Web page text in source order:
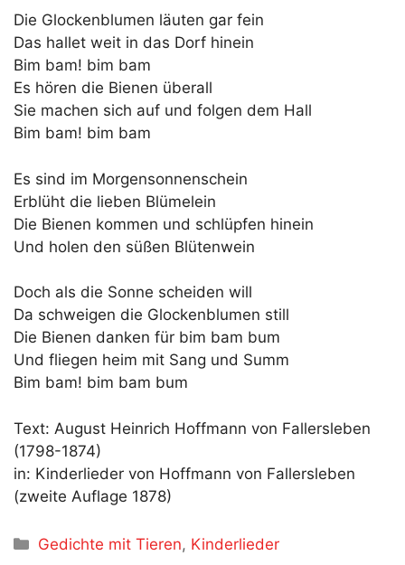
Die Glockenblumen läuten gar fein
Das hallet weit in das Dorf hinein
Bim bam! bim bam
Es hören die Bienen überall
Sie machen sich auf und folgen dem Hall
Bim bam! bim bam
Es sind im Morgensonnenschein
Erblüht die lieben Blümelein
Die Bienen kommen und schlüpfen hinein
Und holen den süßen Blütenwein
Doch als die Sonne scheiden will
Da schweigen die Glockenblumen still
Die Bienen danken für bim bam bum
Und fliegen heim mit Sang und Summ
Bim bam! bim bam bum
Text: August Heinrich Hoffmann von Fallersleben
(1798-1874)
in: Kinderlieder von Hoffmann von Fallersleben
(zweite Auflage 1878)
Kategorien
Gedichte mit Tieren, Kinderlieder